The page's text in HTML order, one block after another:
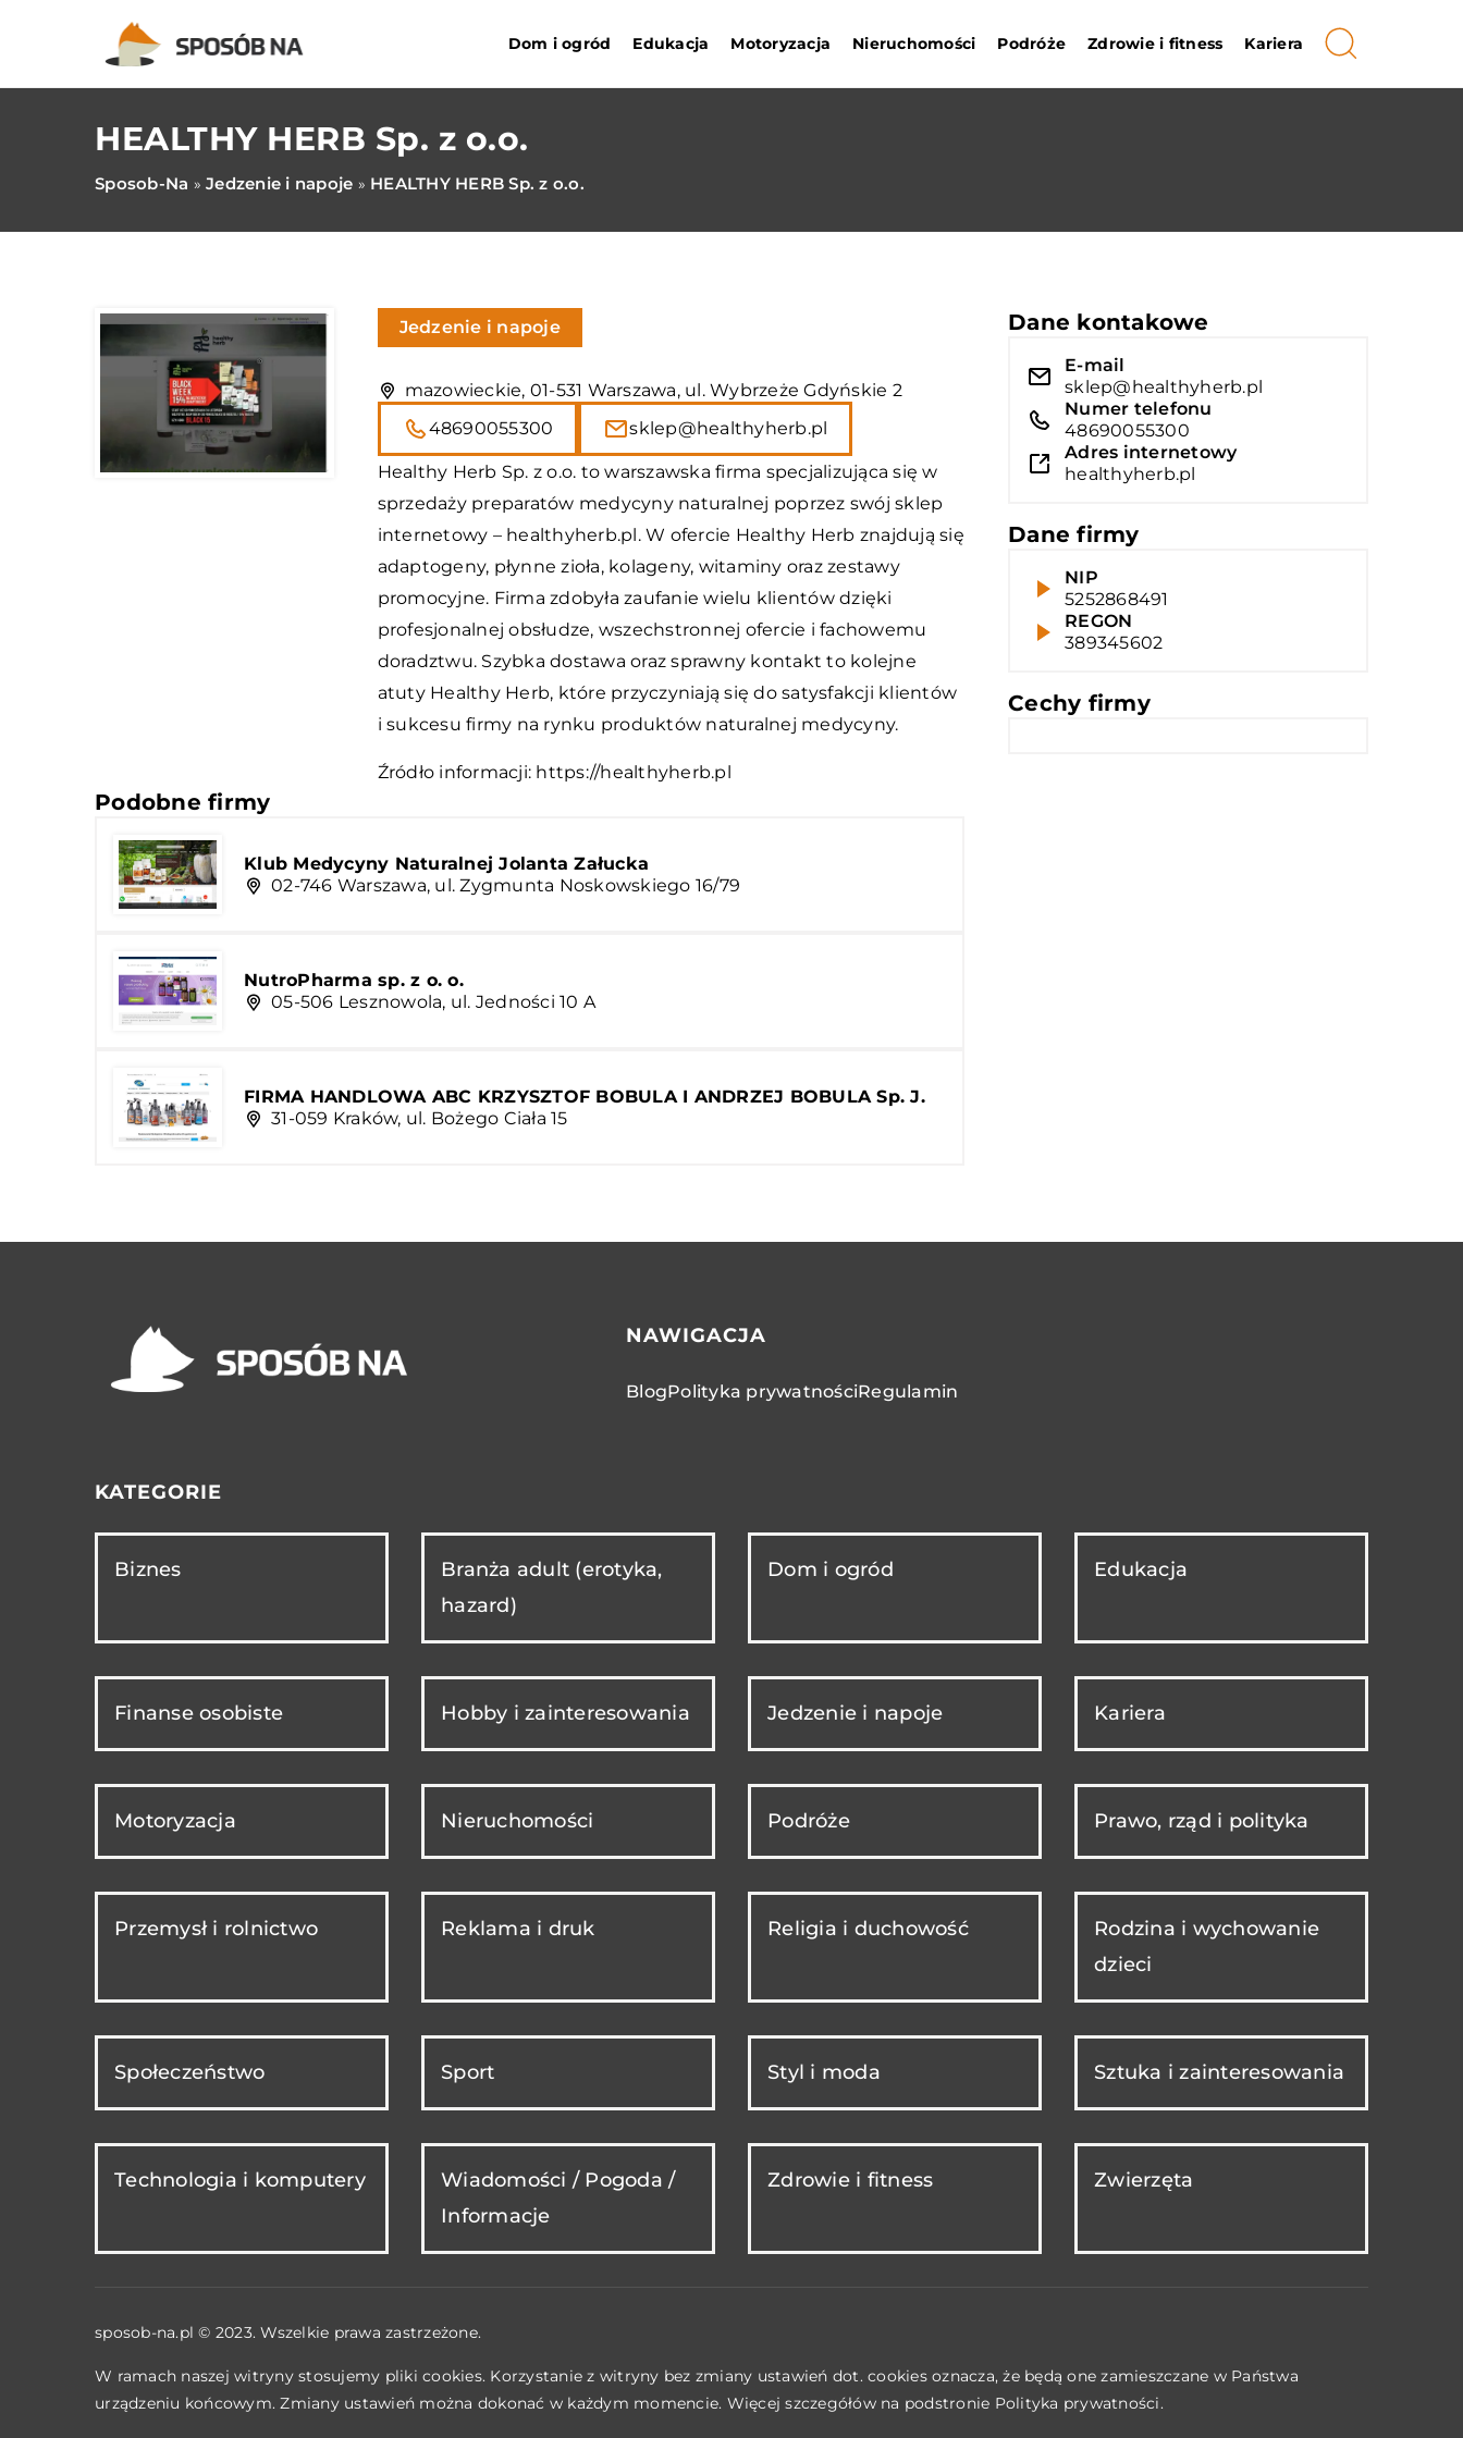
Dom i ogród Edukacja Motoryzacja Nieruchomości Podróże Zdrowie i fitness Kariera
HEALTHY HERB Sp. z o.o.
Sposob-Na » Jedzenie i napoje » HEALTHY HERB Sp. z o.o.
Jedzenie i napoje
mazowieckie, 01-531 Warszawa, ul. Wybrzeże Gdyńskie 2
48690055300
sklep@healthyherb.pl
Healthy Herb Sp. z o.o. to warszawska firma specjalizująca się w
sprzedaży preparatów medycyny naturalnej poprzez swój sklep
internetowy – healthyherb.pl. W ofercie Healthy Herb znajdują się
adaptogeny, płynne zioła, kolageny, witaminy oraz zestawy
promocyjne. Firma zdobyła zaufanie wielu klientów dzięki
profesjonalnej obsłudze, wszechstronnej ofercie i fachowemu
doradztwu. Szybka dostawa oraz sprawny kontakt to kolejne
atuty Healthy Herb, które przyczyniają się do satysfakcji klientów
i sukcesu firmy na rynku produktów naturalnej medycyny.
Źródło informacji: https://healthyherb.pl
Podobne firmy
Klub Medycyny Naturalnej Jolanta Załucka
02-746 Warszawa, ul. Zygmunta Noskowskiego 16/79
NutroPharma sp. z o. o.
05-506 Lesznowola, ul. Jedności 10 A
FIRMA HANDLOWA ABC KRZYSZTOF BOBULA I ANDRZEJ BOBULA Sp. J.
31-059 Kraków, ul. Bożego Ciała 15
Dane kontakowe
E-mail
sklep@healthyherb.pl
Numer telefonu
48690055300
Adres internetowy
healthyherb.pl
Dane firmy
NIP
5252868491
REGON
389345602
Cechy firmy
NAWIGACJA
BlogPolityka prywatnościRegulamin
KATEGORIE
Biznes
Branża adult (erotyka,
hazard)
Dom i ogród Edukacja
Finanse osobiste Hobby i zainteresowania Jedzenie i napoje Kariera
Motoryzacja Nieruchomości Podróże Prawo, rząd i polityka
Przemysł i rolnictwo Reklama i druk Religia i duchowość
Rodzina i wychowanie
dzieci
Społeczeństwo Sport Styl i moda Sztuka i zainteresowania
Technologia i komputery
Wiadomości / Pogoda /
Informacje
Zdrowie i fitness Zwierzęta
sposob-na.pl © 2023. Wszelkie prawa zastrzeżone.
W ramach naszej witryny stosujemy pliki cookies. Korzystanie z witryny bez zmiany ustawień dot. cookies oznacza, że będą one zamieszczane w Państwa
urządzeniu końcowym. Zmiany ustawień można dokonać w każdym momencie. Więcej szczegółów na podstronie Polityka prywatności.